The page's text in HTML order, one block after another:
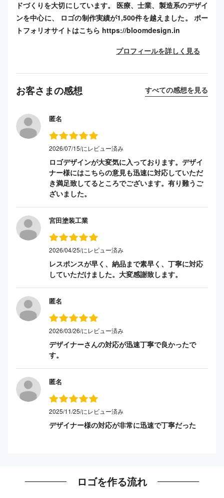
ドづくりを大切にしています。 医療、士業、製造系のデザイ
ンを中心に、 ロゴの制作実績が1,500件を越えました。 ポー
トフォリオサイトはこちら https://bloomdesign.in
プロフィールを詳しく見る
お客さまの感想 すべての感想を見る
匿名
2026/07/15/にレビュー済み
ロゴデザインが大変気に入っております。デザイ
ナー様にはこちらの意見も迅速に対応していただ
き満足致してるところでございます。有り難うご
ざいました。
宮田塗装工業
2026/04/25/にレビュー済み
レスポンスが早く、納品まで素早く、丁寧に対応
していただけました。大変感謝致します。
匿名
2026/03/26/にレビュー済み
デザイナーさんの対応が迅速丁寧で良かったで
す。
匿名
2025/11/25/にレビュー済み
デザイナー様の対応が非常に迅速で丁寧だった
ロゴを作る流れ